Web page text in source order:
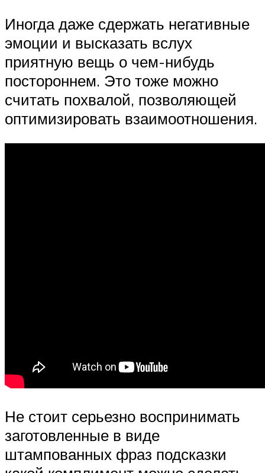
Иногда даже сдержать негативные
эмоции и высказать вслух
приятную вещь о чем-нибудь
постороннем. Это тоже можно
считать похвалой, позволяющей
оптимизировать взаимоотношения.
Не стоит серьезно воспринимать
заготовленные в виде
штампованных фраз подсказки